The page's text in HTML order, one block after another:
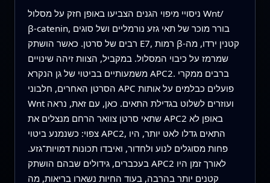
ניסויי מיפוי הגנים הצביעו באופן חזק על מסלול Wnt/
β‑catenin, בורר מוכר של תאי גזע נורמליים ושל סוגים
רבים של סרטן. כאשר הושתק E7, רמות β‑קטנין ירדו, מה
שמרמז על כיבוי המסלול. במקביל, הצוות זיהה שינויים
משמעותיים בביטוי של גן הנקרא APC2. ברבים ממקרי
הסרטן האחרים, חלבוני APC פועלים כבלמים על אותות
Wnt ועוזרים לשלוט בגדילת התאים. כאן, עם זאת, נראה
שתאי סרטן צוואר הרחם מנצלים את APC2 באופן לא
צפוי: כשנמנע ביטוי APC2, התאים גדלו לאט יותר, היו
פחות מסוגלים לנוע ולחדור, ואיבדו תכונות דמויות־גזע.
בעכברים, גידולים שבהם הושתק APC2 לאורך זמן היו
קטנים יותר בהרבה, בעוד החיות נשארו בריאות, מה